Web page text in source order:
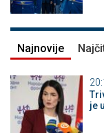
Najnovije
je